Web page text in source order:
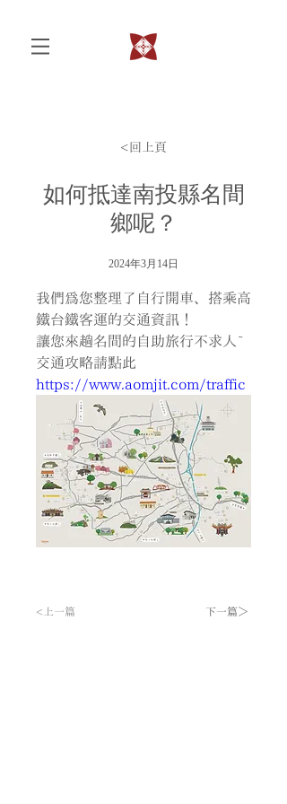
<回上頁
如何抵達南投縣名間
鄉呢？
2024年3月14日
我們為您整理了自行開車、搭乘高
鐵台鐵客運的交通資訊！
讓您來趟名間的自助旅行不求人~
交通攻略請點此
https://www.aomjit.com/traffic
<上一篇 下一篇＞